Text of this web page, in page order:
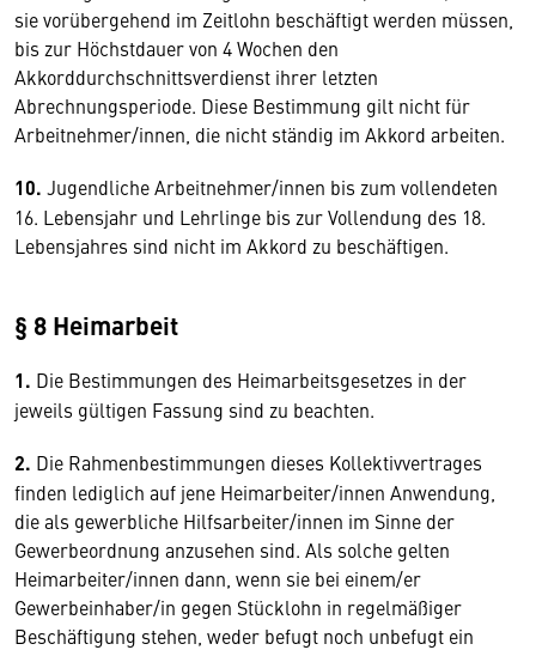
sie vorübergehend im Zeitlohn beschäftigt werden müssen,
bis zur Höchstdauer von 4 Wochen den
Akkorddurchschnittsverdienst ihrer letzten
Abrechnungsperiode. Diese Bestimmung gilt nicht für
Arbeitnehmer/innen, die nicht ständig im Akkord arbeiten.
10. Jugendliche Arbeitnehmer/innen bis zum vollendeten
16. Lebensjahr und Lehrlinge bis zur Vollendung des 18.
Lebensjahres sind nicht im Akkord zu beschäftigen.
§ 8 Heimarbeit
1. Die Bestimmungen des Heimarbeitsgesetzes in der
jeweils gültigen Fassung sind zu beachten.
2. Die Rahmenbestimmungen dieses Kollektivvertrages
finden lediglich auf jene Heimarbeiter/innen Anwendung,
die als gewerbliche Hilfsarbeiter/innen im Sinne der
Gewerbeordnung anzusehen sind. Als solche gelten
Heimarbeiter/innen dann, wenn sie bei einem/er
Gewerbeinhaber/in gegen Stücklohn in regelmäßiger
Beschäftigung stehen, weder befugt noch unbefugt ein